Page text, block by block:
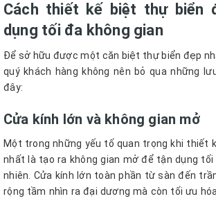
Cách thiết kế biệt thự biển
dụng tối đa không gian
Để sở hữu được một căn biệt thự biển đẹp
quý khách hàng không nên bỏ qua những
đây:
Cửa kính lớn và không gian mở
Một trong những yếu tố quan trọng khi thiết
nhất là tạo ra không gian mở để tận dụng
nhiên. Cửa kính lớn toàn phần từ sàn đến
rộng tầm nhìn ra đại dương mà còn tối ưu